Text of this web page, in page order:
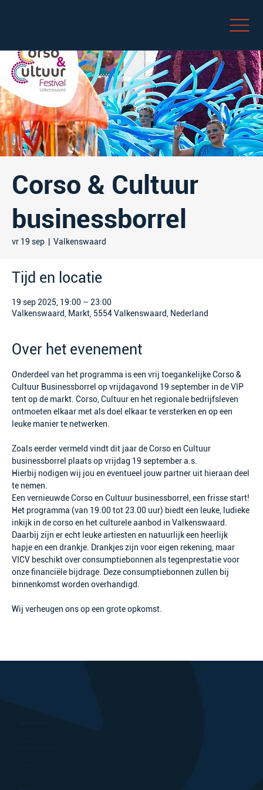
Corso & Cultuur
businessborrel
vr 19 sep Valkenswaard
Tijd en locatie
19 sep 2025, 19:00 – 23:00
Valkenswaard, Markt, 5554 Valkenswaard, Nederland
Over het evenement
Onderdeel van het programma is een vrij toegankelijke Corso &
Cultuur Businessborrel op vrijdagavond 19 september in de VIP
tent op de markt. Corso, Cultuur en het regionale bedrijfsleven
ontmoeten elkaar met als doel elkaar te versterken en op een
leuke manier te netwerken.
Zoals eerder vermeld vindt dit jaar de Corso en Cultuur
businessborrel plaats op vrijdag 19 september a.s.
Hierbij nodigen wij jou en eventueel jouw partner uit hieraan deel
te nemen.
Een vernieuwde Corso en Cultuur businessborrel, een frisse start!
Het programma (van 19.00 tot 23.00 uur) biedt een leuke, ludieke
inkijk in de corso en het culturele aanbod in Valkenswaard.
Daarbij zijn er echt leuke artiesten en natuurlijk een heerlijk
hapje en een drankje. Drankjes zijn voor eigen rekening, maar
VICV beschikt over consumptiebonnen als tegenprestatie voor
onze financiële bijdrage. Deze consumptiebonnen zullen bij
binnenkomst worden overhandigd.
Wij verheugen ons op een grote opkomst.